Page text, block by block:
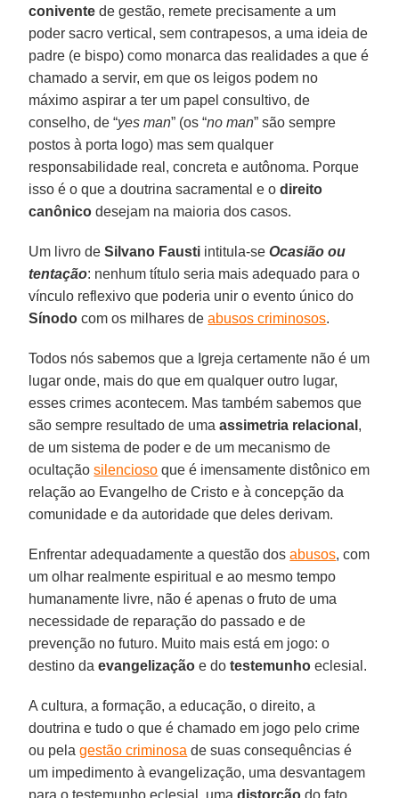
conivente de gestão, remete precisamente a um
poder sacro vertical, sem contrapesos, a uma ideia de
padre (e bispo) como monarca das realidades a que é
chamado a servir, em que os leigos podem no
máximo aspirar a ter um papel consultivo, de
conselho, de “yes man” (os “no man” são sempre
postos à porta logo) mas sem qualquer
responsabilidade real, concreta e autônoma. Porque
isso é o que a doutrina sacramental e odireito
canônico desejam na maioria dos casos.
Um livro deSilvano Fausti intitula-seOcasião ou
tentação: nenhum título seria mais adequado para o
vínculo reflexivo que poderia unir o evento único do
Sínodo com os milhares deabusos criminosos.
Todos nós sabemos que a Igreja certamente não é um
lugar onde, mais do que em qualquer outro lugar,
esses crimes acontecem. Mas também sabemos que
são sempre resultado de umaassimetria relacional ,
de um sistema de poder e de um mecanismo de
ocultaçãosilencioso que é imensamente distônico em
relação ao Evangelho de Cristo e à concepção da
comunidade e da autoridade que deles derivam.
Enfrentar adequadamente a questão dosabusos, com
um olhar realmente espiritual e ao mesmo tempo
humanamente livre, não é apenas o fruto de uma
necessidade de reparação do passado e de
prevenção no futuro. Muito mais está em jogo: o
destino daevangelização e dotestemunho eclesial.
A cultura, a formação, a educação, o direito, a
doutrina e tudo o que é chamado em jogo pelo crime
ou pelagestão criminosa de suas consequências é
um impedimento à evangelização, uma desvantagem
para o testemunho eclesial, umadistorção do fato